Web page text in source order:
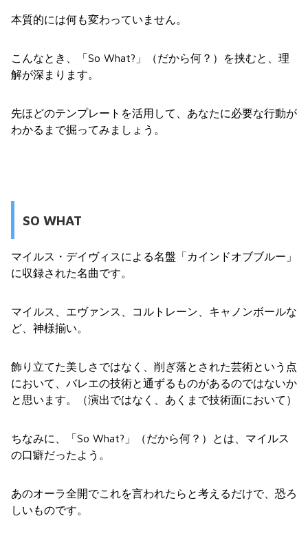
本質的には何も変わっていません。
こんなとき、「So What?」（だから何？）を挟むと、理
解が深まります。
先ほどのテンプレートを活用して、あなたに必要な行動が
わかるまで掘ってみましょう。
SO WHAT
マイルス・デイヴィスによる名盤「カインドオブブルー」
に収録された名曲です。
マイルス、エヴァンス、コルトレーン、キャノンボールな
ど、神様揃い。
飾り立てた美しさではなく、削ぎ落とされた芸術という点
において、バレエの技術と通ずるものがあるのではないか
と思います。（演出ではなく、あくまで技術面において）
ちなみに、「So What?」（だから何？）とは、マイルス
の口癖だったよう。
あのオーラ全開でこれを言われたらと考えるだけで、恐ろ
しいものです。